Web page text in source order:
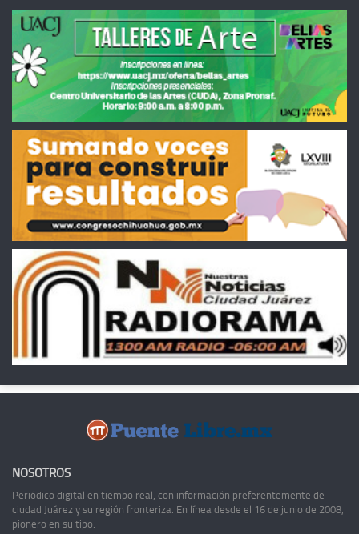
NOSOTROS
Periódico digital en tiempo real, con información preferentemente de
ciudad Juárez y su región fronteriza. En línea desde el 16 de junio de 2008,
pionero en su tipo.